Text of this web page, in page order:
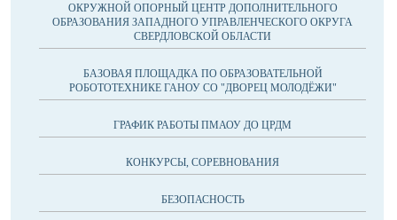
ОКРУЖНОЙ ОПОРНЫЙ ЦЕНТР ДОПОЛНИТЕЛЬНОГО
ОБРАЗОВАНИЯ ЗАПАДНОГО УПРАВЛЕНЧЕСКОГО ОКРУГА
СВЕРДЛОВСКОЙ ОБЛАСТИ
БАЗОВАЯ ПЛОЩАДКА ПО ОБРАЗОВАТЕЛЬНОЙ
РОБОТОТЕХНИКЕ ГАНОУ СО "ДВОРЕЦ МОЛОДЁЖИ"
ГРАФИК РАБОТЫ ПМАОУ ДО ЦРДМ
КОНКУРСЫ, СОРЕВНОВАНИЯ
БЕЗОПАСНОСТЬ